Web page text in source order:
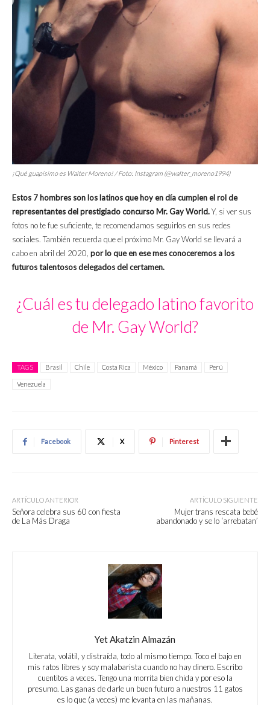
¡Qué guapísimo es Walter Moreno! / Foto: Instagram (@walter_moreno1994)
Estos 7 hombres son los latinos que hoy en día cumplen el rol de
representantes del prestigiado concurso Mr. Gay World.Y, si ver sus
fotos no te fue suficiente, te recomendamos seguirlos en sus redes
sociales. También recuerda que el próximo Mr. Gay World se llevará a
cabo en abril del 2020, por lo que en ese mes conoceremos a los
futuros talentosos delegados del certamen.
¿Cuál es tu delegado latino favorito
de Mr. Gay World?
TAGS Brasil Chile Costa Rica México Panamá Perú
Venezuela
Facebook X Pinterest
ARTÍCULO ANTERIOR
Señora celebra sus 60 con fiesta
de La Más Draga
ARTÍCULO SIGUIENTE
Mujer trans rescata bebé
abandonado y se lo ‘arrebatan’
Yet Akatzin Almazán
Literata, volátil, y distraída, todo al mismo tiempo. Toco el bajo en
mis ratos libres y soy malabarista cuando no hay dinero. Escribo
cuentitos a veces. Tengo una morrita bien chida y por eso la
presumo. Las ganas de darle un buen futuro a nuestros 11 gatos
es lo que (a veces) me levanta en las mañanas.